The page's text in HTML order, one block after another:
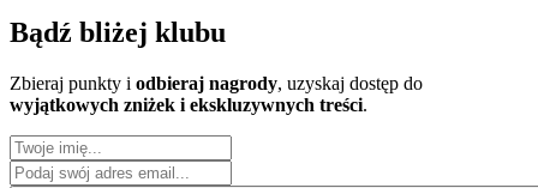
Bądź bliżej klubu
Zbieraj punkty i odbieraj nagrody, uzyskaj dostęp do
wyjątkowych zniżek i ekskluzywnych treści.